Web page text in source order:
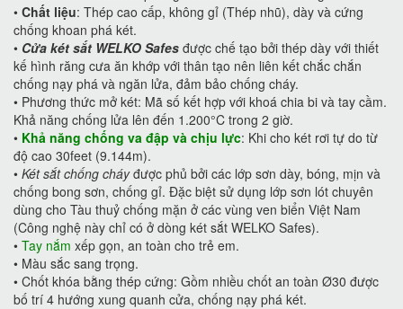
• Chất liệu: Thép cao cấp, không gỉ (Thép nhũ), dày và cứng
chống khoan phá két.
• Cửa két sắt WELKO Safes được chế tạo bởi thép dày với thiết
kế hình răng cưa ăn khớp với thân tạo nên liên kết chắc chắn
chống nạy phá và ngăn lửa, đảm bảo chống cháy.
• Phương thức mở két: Mã số kết hợp với khoá chia bi và tay cầm.
Khả năng chống lửa lên đến 1.200°C trong 2 giờ.
• Khả năng chống va đập và chịu lực: Khi cho két rơi tự do từ
độ cao 30feet (9.144m).
• Két sắt chống cháyđược phủ bởi các lớp sơn dày, bóng, mịn và
chống bong sơn, chống gỉ. Đặc biệt sử dụng lớp sơn lót chuyên
dùng cho Tàu thuỷ chống mặn ở các vùng ven biển Việt Nam
(Công nghệ này chỉ có ở dòng két sắt WELKO Safes).
• Tay nắm xếp gọn, an toàn cho trẻ em.
• Màu sắc sang trọng.
• Chốt khóa bằng thép cứng: Gồm nhiều chốt an toàn Ø30 được
bố trí 4 hướng xung quanh cửa, chống nạy phá két.